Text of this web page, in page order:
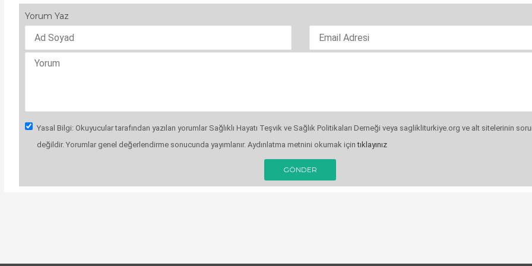
Yorum Yaz
Yasal Bilgi: Okuyucular tarafından yazılan yorumlar Sağlıklı Hayatı Teşvik ve Sağlık Politikaları Derneği veya saglikliturkiye.org ve alt sitelerinin
değildir. Yorumlar genel değerlendirme sonucunda yayımlanır. Aydınlatma metnini okumak içintıklayınız
GÖNDER